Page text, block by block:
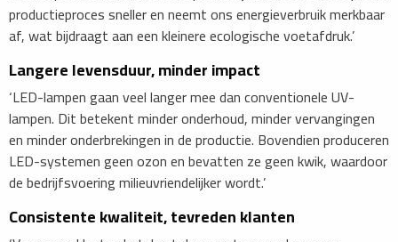
productieproces sneller en neemt ons energieverbruik merkbaar
af, wat bijdraagt aan een kleinere ecologische voetafdruk.’
Langere levensduur, minder impact
‘LED-lampen gaan veel langer mee dan conventionele UV-
lampen. Dit betekent minder onderhoud, minder vervangingen
en minder onderbrekingen in de productie. Bovendien produceren
LED-systemen geen ozon en bevatten ze geen kwik, waardoor
de bedrijfsvoering milieuvriendelijker wordt.’
Consistente kwaliteit, tevreden klanten